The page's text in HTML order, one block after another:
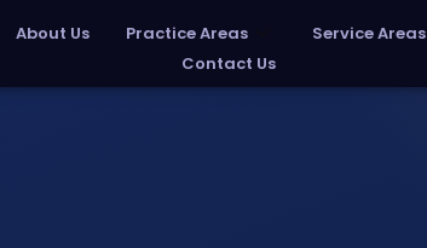
About Us Practice Areas Service Areas
Contact Us